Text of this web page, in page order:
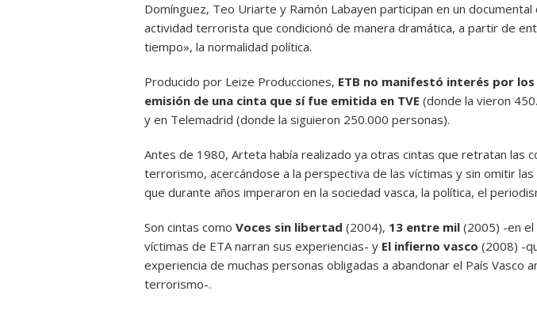
Domínguez, Teo Uriarte y Ramón Labayen participan en un documental
actividad terrorista que condicionó de manera dramática, a partir de
tiempo», la normalidad política.
Producido por Leize Producciones, ETB no manifestó interés por
emisión de una cinta que sí fue emitida en TVE (donde la vieron
y en Telemadrid (donde la siguieron 250.000 personas).
Antes de 1980, Arteta había realizado ya otras cintas que retratan las
terrorismo, acercándose a la perspectiva de las víctimas y sin omitir
que durante años imperaron en la sociedad vasca, la política, el
Son cintas como Voces sin libertad (2004), 13 entre mil (2005) -en el
víctimas de ETA narran sus experiencias- y El infierno vasco (2008) -
experiencia de muchas personas obligadas a abandonar el País Vasco
terrorismo-.